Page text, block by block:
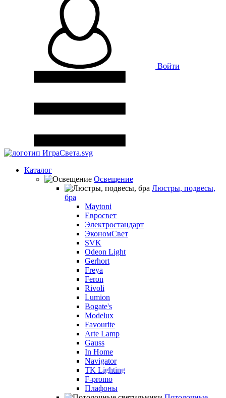
Войти
Каталог
Освещение
Люстры, подвесы,
бра
Maytoni
Евросвет
Электростандарт
ЭкономСвет
SVK
Odeon Light
Gerhort
Freya
Feron
Rivoli
Lumion
Bogate's
Modelux
Favourite
Arte Lamp
Gauss
In Home
Navigator
TK Lighting
F-promo
Плафоны